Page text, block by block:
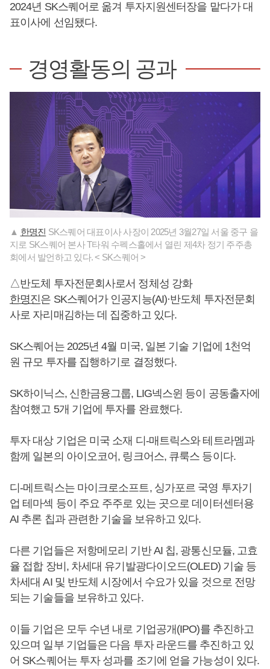
2024년 SK스퀘어로 옮겨 투자지원센터장을 맡다가 대
표이사에 선임됐다.
경영활동의 공과
▲ 한명진 SK스퀘어 대표이사 사장이 2025년 3월27일 서울 중구 을
지로 SK스퀘어 본사 T타워 수펙스홀에서 열린 제4차 정기 주주총
회에서 발언하고 있다. < SK스퀘어 >
△반도체 투자전문회사로서 정체성 강화
한명진은 SK스퀘어가 인공지능(AI)·반도체 투자전문회
사로 자리매김하는 데 집중하고 있다.
SK스퀘어는 2025년 4월 미국, 일본 기술 기업에 1천억
원 규모 투자를 집행하기로 결정했다.
SK하이닉스, 신한금융그룹, LIG넥스윈 등이 공동출자에
참여했고 5개 기업에 투자를 완료했다.
투자 대상 기업은 미국 소재 디-매트릭스와 테트라멤과
함께 일본의 아이오코어, 링크어스, 큐룩스 등이다.
디-메트릭스는 마이크로소프트, 싱가포르 국영 투자기
업 테마섹 등이 주요 주주로 있는 곳으로 데이터센터용
AI 추론 칩과 관련한 기술을 보유하고 있다.
다른 기업들은 저항메모리 기반 AI 칩, 광통신모듈, 고효
율 접합 장비, 차세대 유기발광다이오드(OLED) 기술 등
차세대 AI 및 반도체 시장에서 수요가 있을 것으로 전망
되는 기술들을 보유하고 있다.
이들 기업은 모두 수년 내로 기업공개(IPO)를 추진하고
있으며 일부 기업들은 다음 투자 라운드를 추진하고 있
어 SK스퀘어는 투자 성과를 조기에 얻을 가능성이 있다.